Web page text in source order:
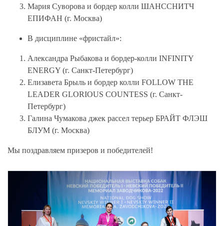
Мария Суворова и бордер колли ШАНССНИТЧ
ЕПИФАН (г. Москва)
В дисциплине «фристайл»:
Александра Рыбакова и бордер-колли INFINITY
ENERGY (г. Санкт-Петербург)
Елизавета Брыль и бордер колли FOLLOW THE
LEADER GLORIOUS COUNTESS (г. Санкт-
Петербург)
Галина Чумакова джек рассел терьер БРАЙТ ФЛЭШ
БЛУМ (г. Москва)
Мы поздравляем призеров и победителей!